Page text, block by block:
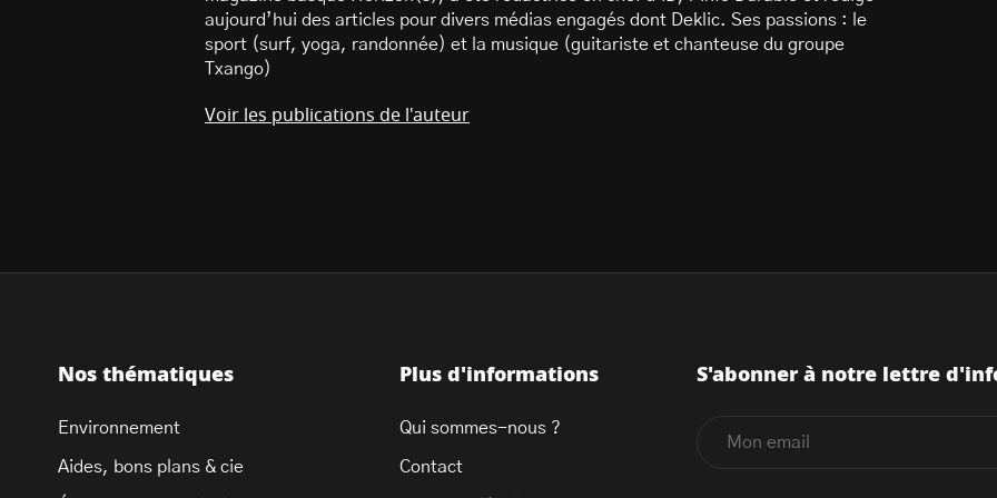
aujourd’hui des articles pour divers médias engagés dont Deklic. Ses passions : le
sport (surf, yoga, randonnée) et la musique (guitariste et chanteuse du groupe
Txango)
Voir les publications de l'auteur
Nos thématiques
Environnement
Aides, bons plans & cie
Plus d'informations
Qui sommes-nous ?
Contact
S'abonner à notre lettre